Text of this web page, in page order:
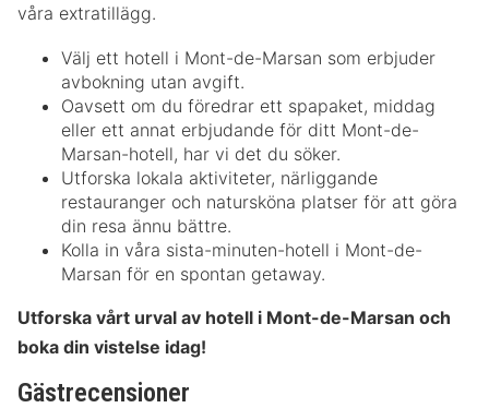
våra extratillägg.
Välj ett hotell i Mont-de-Marsan som erbjuder
avbokning utan avgift.
Oavsett om du föredrar ett spapaket, middag
eller ett annat erbjudande för ditt Mont-de-
Marsan-hotell, har vi det du söker.
Utforska lokala aktiviteter, närliggande
restauranger och natursköna platser för att göra
din resa ännu bättre.
Kolla in våra sista-minuten-hotell i Mont-de-
Marsan för en spontan getaway.
Utforska vårt urval av hotell i Mont-de-Marsan och
boka din vistelse idag!
Gästrecensioner